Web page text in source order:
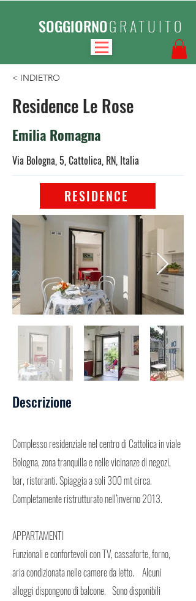
SOGGIORNOGRATUITO
< INDIETRO
Residence Le Rose
Emilia Romagna
Via Bologna, 5, Cattolica, RN, Italia
RESIDENCE
Descrizione
Complesso residenziale nel centro di Cattolica in viale
Bologna, zona tranquilla e nelle vicinanze di negozi,
bar, ristoranti. Spiaggia a soli 300 mt circa.
Completamente ristrutturato nell’inverno 2013.
APPARTAMENTI
Funzionali e confortevoli con TV, cassaforte, forno,
aria condizionata nelle camere da letto. Alcuni
alloggi dispongono di balcone. Sono disponibili